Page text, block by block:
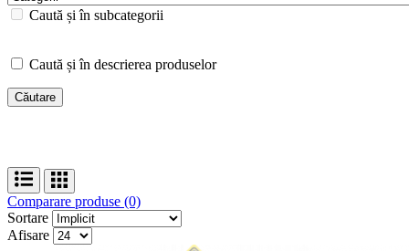
Caută și în subcategorii
Caută și în descrierea produselor
Comparare produse (0)
Sortare
Afisare